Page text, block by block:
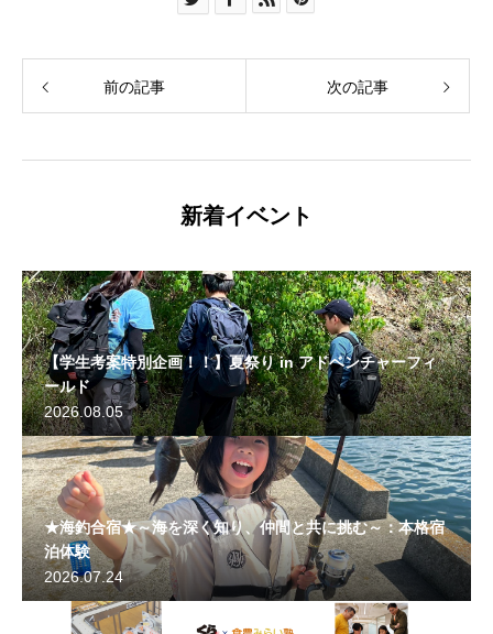
前の記事 次の記事
新着イベント
【学生考案特別企画！！】夏祭り in アドベンチャーフィ
ールド
2026.08.05
★海釣合宿★～海を深く知り、仲間と共に挑む～：本格宿
泊体験
2026.07.24